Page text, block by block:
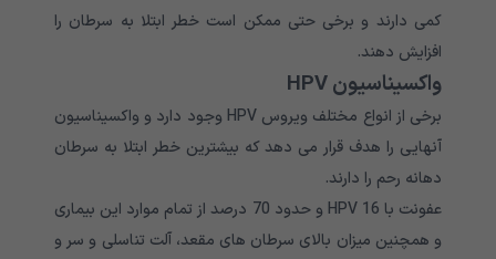
کمی دارند و برخی حتی ممکن است خطر ابتلا به سرطان را
افزایش دهند.
واکسیناسیون HPV
برخی از انواع مختلف ویروس HPV وجود دارد و واکسیناسیون
آنهایی را هدف قرار می دهد که بیشترین خطر ابتلا به سرطان
دهانه رحم را دارند.
عفونت با HPV 16 و حدود 70 درصد از تمام موارد این بیماری
و همچنین میزان بالای سرطان های مقعد، آلت تناسلی و سر و